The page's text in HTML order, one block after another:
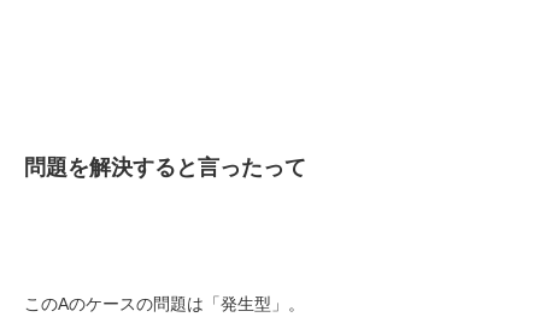
問題を解決すると言ったって
このAのケースの問題は「発生型」。